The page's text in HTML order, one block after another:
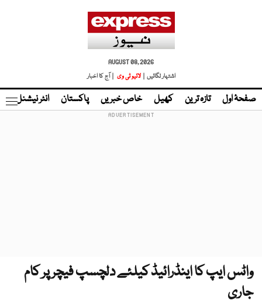
AUGUST 08, 2026
اشتہار لگائیں |
لائیو ٹی وی | آج کا اخبار
صفحۂ اول تازہ ترین کھیل خاص خبریں پاکستان انٹر نیشنل
واٹس ایپ کا اینڈرائیڈ کیلئے دلچسپ فیچر پر کام
جاری